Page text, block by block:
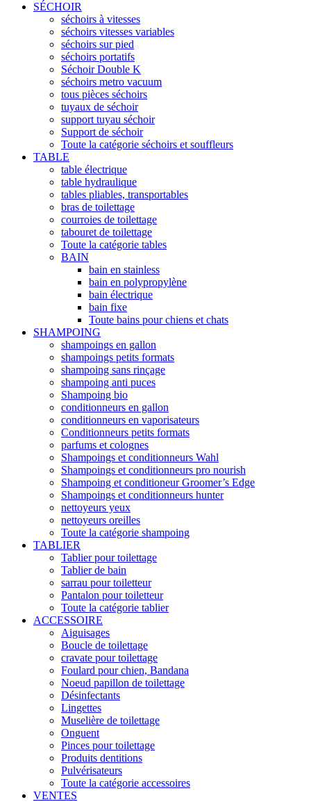
SÉCHOIR
séchoirs à vitesses
séchoirs vitesses variables
séchoirs sur pied
séchoirs portatifs
Séchoir Double K
séchoirs metro vacuum
tous pièces séchoirs
tuyaux de séchoir
support tuyau séchoir
Support de séchoir
Toute la catégorie séchoirs et souffleurs
TABLE
table électrique
table hydraulique
tables pliables, transportables
bras de toilettage
courroies de toilettage
tabouret de toilettage
Toute la catégorie tables
BAIN
bain en stainless
bain en polypropylène
bain électrique
bain fixe
Toute bains pour chiens et chats
SHAMPOING
shampoings en gallon
shampoings petits formats
shampoing sans rinçage
shampoing anti puces
Shampoing bio
conditionneurs en gallon
conditionneurs en vaporisateurs
Conditionneurs petits formats
parfums et colognes
Shampoings et conditionneurs Wahl
Shampoings et conditionneurs pro nourish
Shampoing et conditioneur Groomer’s Edge
Shampoings et conditionneurs hunter
nettoyeurs yeux
nettoyeurs oreilles
Toute la catégorie shampoing
TABLIER
Tablier pour toilettage
Tablier de bain
sarrau pour toiletteur
Pantalon pour toiletteur
Toute la catégorie tablier
ACCESSOIRE
Aiguisages
Boucle de toilettage
cravate pour toilettage
Foulard pour chien, Bandana
Noeud papillon de toilettage
Désinfectants
Lingettes
Muselière de toilettage
Onguent
Pinces pour toilettage
Produits dentitions
Pulvérisateurs
Toute la catégorie accessoires
VENTES